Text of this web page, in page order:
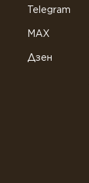
Telegram
MAX
Дзен